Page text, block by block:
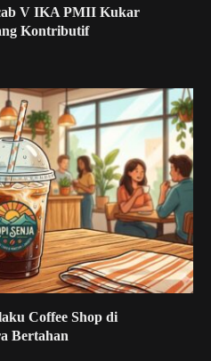
V IKA PMII Kukar
Kontributif
Coffee Shop di
Bertahan